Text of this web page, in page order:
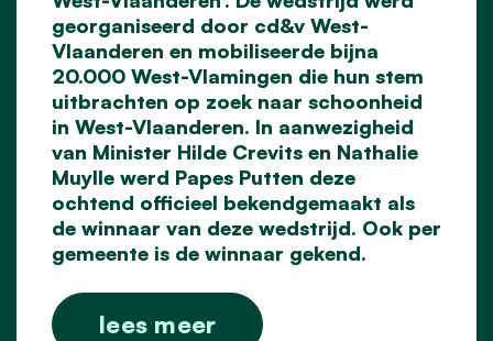
georganiseerd door cd&v West-
Vlaanderen en mobiliseerde bijna
20.000 West-Vlamingen die hun stem
uitbrachten op zoek naar schoonheid
in West-Vlaanderen. In aanwezigheid
van Minister Hilde Crevits en Nathalie
Muylle werd Papes Putten deze
ochtend officieel bekendgemaakt als
de winnaar van deze wedstrijd. Ook per
gemeente is de winnaar gekend.
lees meer